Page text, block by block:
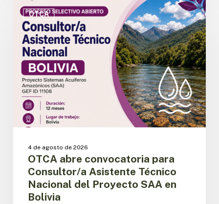
OTCA
OTCA
abre
convocatoria
para
Consultor/a
Asistente
Técnico
Nacional
del
Proyecto
SAA
4 de agosto de 2026
OTCA abre convocatoria para
Consultor/a Asistente Técnico
Nacional del Proyecto SAA en
Bolivia